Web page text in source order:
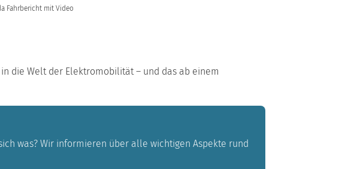
Fahrbericht mit Video
die Welt der Elektromobilität – und das ab einem
was? Wir informieren über alle wichtigen Aspekte rund